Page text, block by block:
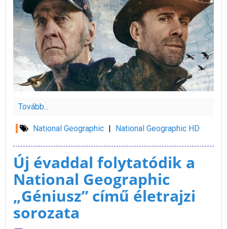
Tovább...
National Geographic National Geographic HD
Új évaddal folytatódik a
National Geographic
„Géniusz” című életrajzi
sorozata